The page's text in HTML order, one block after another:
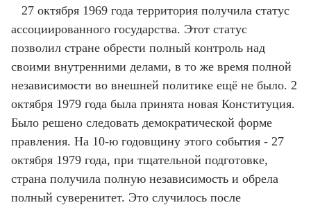
27 октября 1969 года территория получила статус
ассоциированного государства. Этот статус
позволил стране обрести полный контроль над
своими внутренними делами, в то же время полной
независимости во внешней политике ещё не было. 2
октября 1979 года была принята новая Конституция.
Было решено следовать демократической форме
правления. На 10-ю годовщину этого события - 27
октября 1979 года, при тщательной подготовке,
страна получила полную независимость и обрела
полный суверенитет. Это случилось после